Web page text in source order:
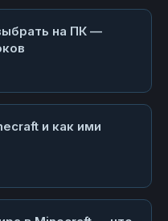
на ПК —
и как ими